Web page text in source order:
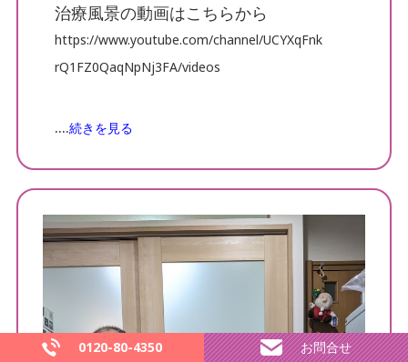
治療風景の動画はこちらから
https://www.youtube.com/channel/UCYXqFnk
rQ1FZ0QaqNpNj3FA/videos
....続きを見る
神戸すみれ治療院の関連施設・事業
0120-80-4350 お問合せ